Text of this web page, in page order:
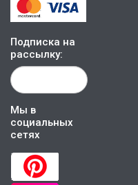
Подписка на
рассылку:
Мы в
социальных
сетях